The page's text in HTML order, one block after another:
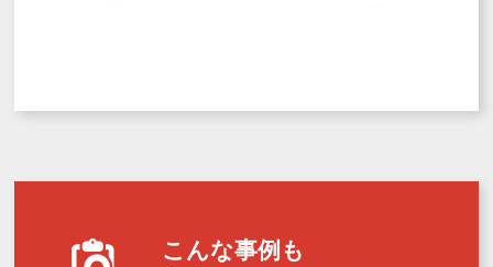
こんな事例も